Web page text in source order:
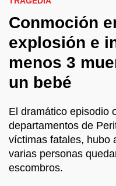
Conmoción
explosión e
menos 3
un bebé
El dramático episodio
departamentos de
víctimas fatales, hubo
varias personas
escombros.